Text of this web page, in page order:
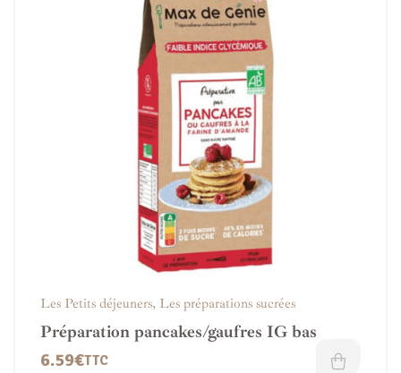
Les Petits déjeuners, Les préparations sucrées
Préparation pancakes/gaufres IG bas
6.59€TTC